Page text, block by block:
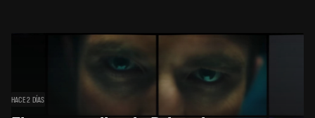
HACE 2 DÍAS